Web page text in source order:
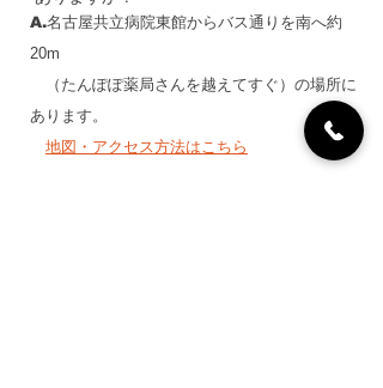
A.名古屋共立病院東館からバス通りを南へ約
20m
（たんぽぽ薬局さんを越えてすぐ）の場所に
あります。
地図・アクセス方法はこちら